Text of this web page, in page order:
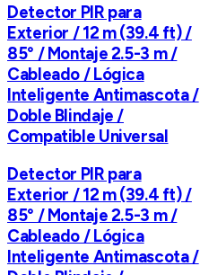
Detector PIR para
Exterior / 12 m (39.4 ft) /
85° / Montaje 2.5-3 m /
Cableado / Lógica
Inteligente Antimascota /
Doble Blindaje /
Compatible Universal
Detector PIR para
Exterior / 12 m (39.4 ft) /
85° / Montaje 2.5-3 m /
Cableado / Lógica
Inteligente Antimascota /